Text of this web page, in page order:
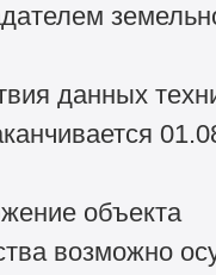
данных
объекта
возможно